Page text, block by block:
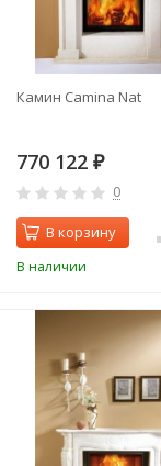
Камин Camina Nat
770 122 ₽
0
В корзину
В наличии